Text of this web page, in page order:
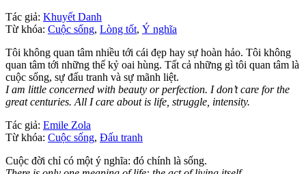
Tác giả: Khuyết Danh
Từ khóa: Cuộc sống, Lòng tốt, Ý nghĩa
Tôi không quan tâm nhiều tới cái đẹp hay sự hoàn hảo. Tôi không
quan tâm tới những thế kỷ oai hùng. Tất cả những gì tôi quan tâm là
cuộc sống, sự đấu tranh và sự mãnh liệt.
I am little concerned with beauty or perfection. I don’t care for the
great centuries. All I care about is life, struggle, intensity.
Tác giả: Emile Zola
Từ khóa: Cuộc sống, Đấu tranh
Cuộc đời chỉ có một ý nghĩa: đó chính là sống.